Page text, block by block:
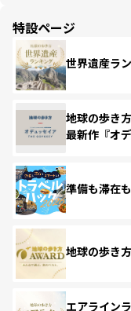
特設ページ
世界遺産ラ
地球の歩き
最新作『オ
準備も滞在
地球の歩き
エアライン